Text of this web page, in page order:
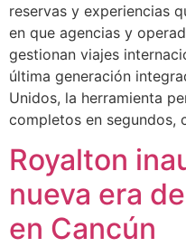
reservas y experiencias
en que agencias y
gestionan viajes
última generación
Unidos, la herramienta
completos en segundos,
Royalton
nueva era
en Cancún